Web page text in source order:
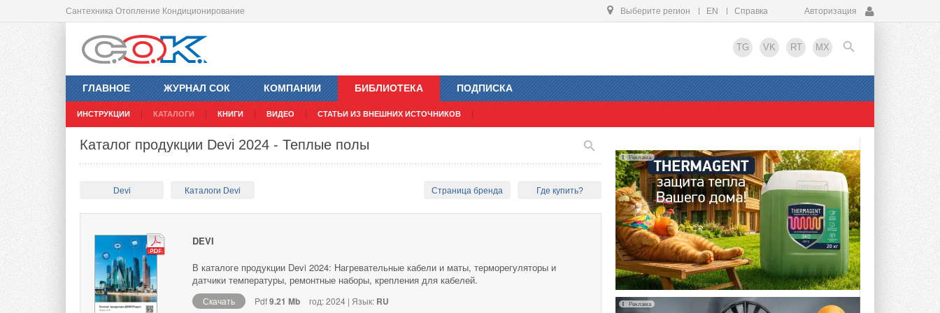
Сантехника Отопление Кондиционирование Выберите регион EN Справка Авторизация
TG VK RT MX
ГЛАВНОЕ ЖУРНАЛ СОК КОМПАНИИ БИБЛИОТЕКА
ИНСТРУКЦИИ КАТАЛОГИ КНИГИ ВИДЕО СТАТЬИ ИЗ ВНЕШНИХ ИСТОЧНИКОВ
ПОДПИСКА
EN
Каталог продукции Devi 2024 - Теплые полы
Devi Каталоги Devi Страница бренда Где купить?
DEVI
В каталоге продукции Devi 2024: Нагревательные кабели и маты, терморегуляторы и
датчики температуры, ремонтные наборы, крепления для кабелей.
Скачать Pdf9.21 Mb год: 2024 | Язык: RU
Реклама
Реклама